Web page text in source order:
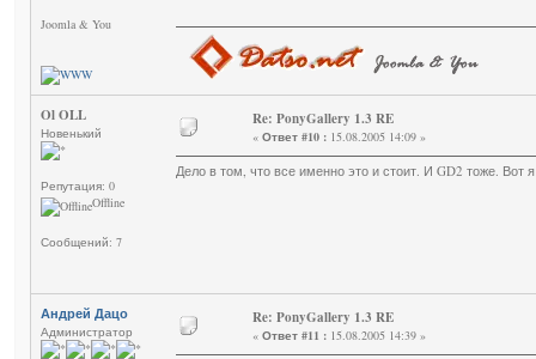
Joomla & You
Ol OLL
Новенький
Репутация: 0
Offline
Сообщений: 7
Re: PonyGallery 1.3 RE
« Ответ #10 : 15.08.2005 14:09 »
Дело в том, что все именно это и стоит. И GD2 тоже. Вот
Андрей Дацо
Администратор
Re: PonyGallery 1.3 RE
« Ответ #11 : 15.08.2005 14:39 »